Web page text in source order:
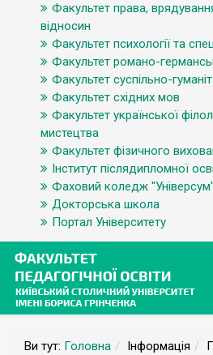
Факультет права,
відносин
Факультет психології та
Факультет романо-
Факультет суспільно-
Факультет східних мов
Факультет української
мистецтва
Факультет фізичного
Інститут післядипломної
Фаховий коледж "Універсум"
Докторська школа
Портал Університету
Ви тут: Головна Інформація